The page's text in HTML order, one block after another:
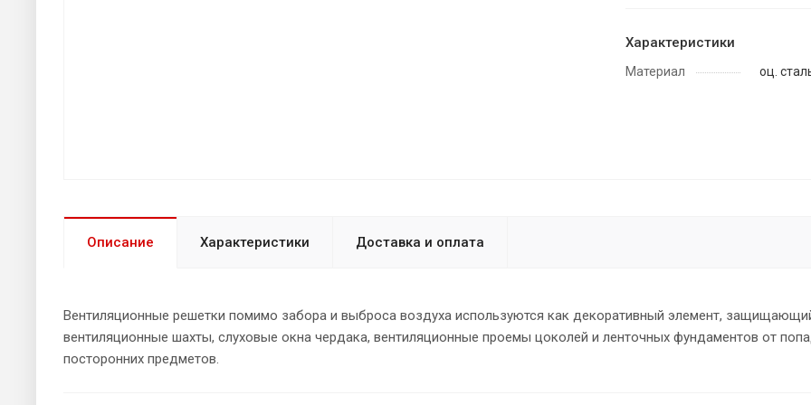
Характеристики
Материал оц.
Описание Характеристики Доставка и оплата
Вентиляционные решетки помимо забора и выброса воздуха используются как декоративный элемент,
вентиляционные шахты, слуховые окна чердака, вентиляционные проемы цоколей и ленточных фундаментов от
посторонних предметов.